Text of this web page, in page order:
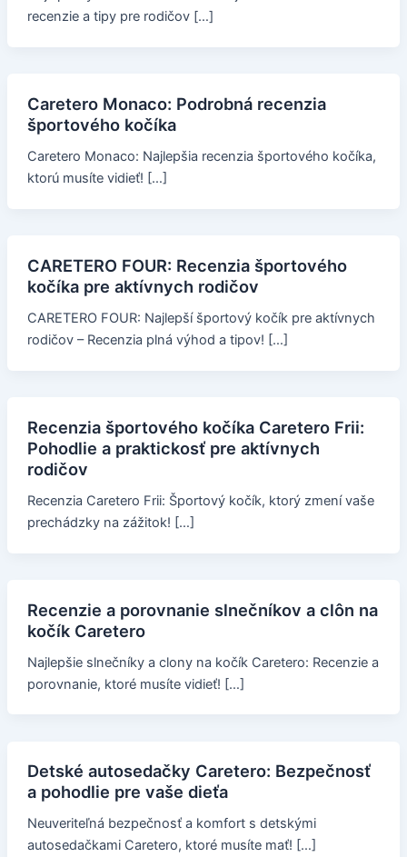
recenzie a tipy pre rodičov […]
Caretero Monaco: Podrobná recenzia
športového kočíka
Caretero Monaco: Najlepšia recenzia športového kočíka,
ktorú musíte vidieť! […]
CARETERO FOUR: Recenzia športového
kočíka pre aktívnych rodičov
CARETERO FOUR: Najlepší športový kočík pre aktívnych
rodičov – Recenzia plná výhod a tipov! […]
Recenzia športového kočíka Caretero Frii:
Pohodlie a praktickosť pre aktívnych
rodičov
Recenzia Caretero Frii: Športový kočík, ktorý zmení vaše
prechádzky na zážitok! […]
Recenzie a porovnanie slnečníkov a clôn na
kočík Caretero
Najlepšie slnečníky a clony na kočík Caretero: Recenzie a
porovnanie, ktoré musíte vidieť! […]
Detské autosedačky Caretero: Bezpečnosť
a pohodlie pre vaše dieťa
Neuveriteľná bezpečnosť a komfort s detskými
autosedačkami Caretero, ktoré musíte mať! […]